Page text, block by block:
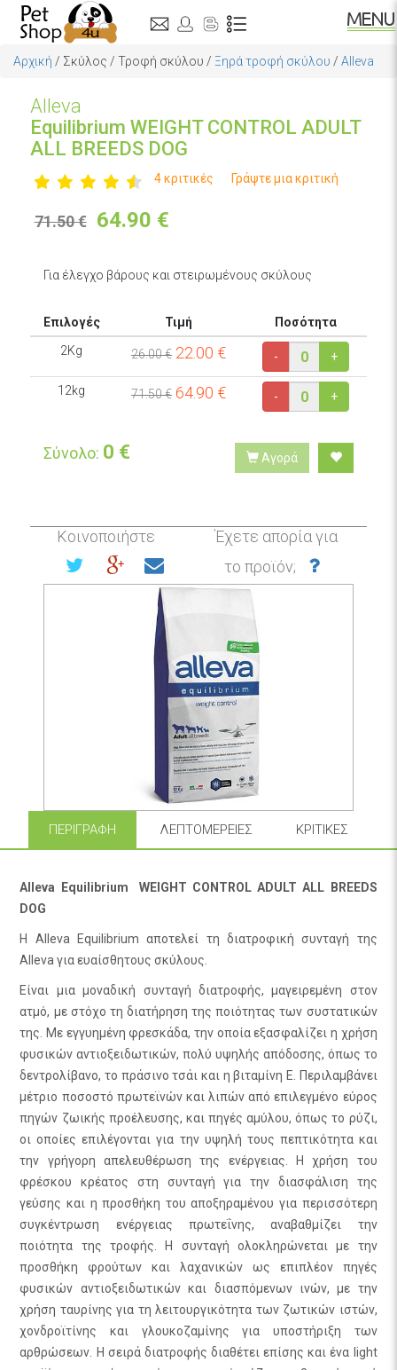
Αρχική / Σκύλος / Τροφή σκύλου / Ξηρά τροφή σκύλου / Alleva
Alleva
Equilibrium WEIGHT CONTROL ADULT
ALL BREEDS DOG
4 κριτικές Γράψτε μια κριτική
71.50 € 64.90 €
Για έλεγχο βάρους και στειρωμένους σκύλους
Επιλογές Τιμή
Ποσότητα
2Kg
26.00 € 22.00 € - +
12kg 71.50 € 64.90 € - +
Σύνολο: 0 € Αγορά
Κοινοποιήστε
Έχετε απορία για
το προϊόν;
ΠΕΡΙΓΡΑΦΉ ΛΕΠΤΟΜΈΡΕΙΕΣ ΚΡΙΤΙΚΈΣ
Alleva Equilibrium WEIGHT CONTROL ADULT ALL BREEDS
DOG
Η Alleva Equilibrium αποτελεί τη διατροφική συνταγή της
Alleva για ευαίσθητους σκύλους.
Είναι μια μοναδική συνταγή διατροφής, μαγειρεμένη στον
ατμό, με στόχο τη διατήρηση της ποιότητας των συστατικών
της. Με εγγυημένη φρεσκάδα, την οποία εξασφαλίζει η χρήση
φυσικών αντιοξειδωτικών, πολύ υψηλής απόδοσης, όπως το
δεντρολίβανο, το πράσινο τσάι και η βιταμίνη Ε. Περιλαμβάνει
μέτριο ποσοστό πρωτεϊνών και λιπών από επιλεγμένο εύρος
πηγών ζωικής προέλευσης, και πηγές αμύλου, όπως το ρύζι,
οι οποίες επιλέγονται για την υψηλή τους πεπτικότητα και
την γρήγορη απελευθέρωση της ενέργειας. Η χρήση του
φρέσκου κρέατος στη συνταγή για την διασφάλιση της
γεύσης και η προσθήκη του αποξηραμένου για περισσότερη
συγκέντρωση ενέργειας πρωτεΐνης, αναβαθμίζει την
ποιότητα της τροφής. Η συνταγή ολοκληρώνεται με την
προσθήκη φρούτων και λαχανικών ως επιπλέον πηγές
φυσικών αντιοξειδωτικών και διασπόμενων ινών, με την
χρήση ταυρίνης για τη λειτουργικότητα των ζωτικών ιστών,
χονδροϊτίνης και γλουκοζαμίνης για υποστήριξη των
αρθρώσεων. Η σειρά διατροφής διαθέτει επίσης και ένα light